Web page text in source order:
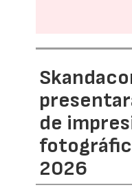
de
2026